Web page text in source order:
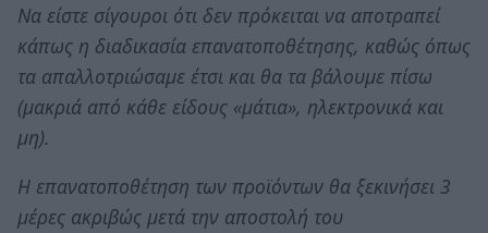
Να είστε σίγουροι ότι δεν πρόκειται να αποτραπεί
κάπως η διαδικασία επανατοποθέτησης, καθώς όπως
τα απαλλοτριώσαμε έτσι και θα τα βάλουμε πίσω
(μακριά από κάθε είδους «μάτια», ηλεκτρονικά και
μη).
Η επανατοποθέτηση των προϊόντων θα ξεκινήσει 3
μέρες ακριβώς μετά την αποστολή του